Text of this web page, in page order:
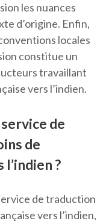
les nuances
d’origine. Enfin,
locales
constitue un
travaillant
vers l’indien.
de
de
?
de traduction
vers l’indien,